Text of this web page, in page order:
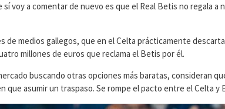
voy a comentar de nuevo es que el Real Betis no regala a
de medios gallegos, que en el Celta prácticamente
millones de euros que reclama el Betis por él.
buscando otras opciones más baratas, consideran
que asumir un traspaso. Se rompe el pacto entre el Celta y